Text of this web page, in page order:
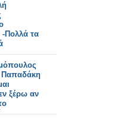
Πολλά τα
Παπαδάκη
ξέρω αν
– Του